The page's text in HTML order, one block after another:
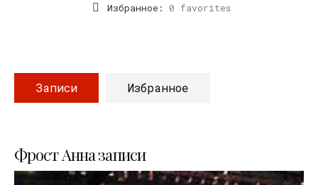
Избранное: 0 favorites
Записи Избранное
Фрост Анна записи